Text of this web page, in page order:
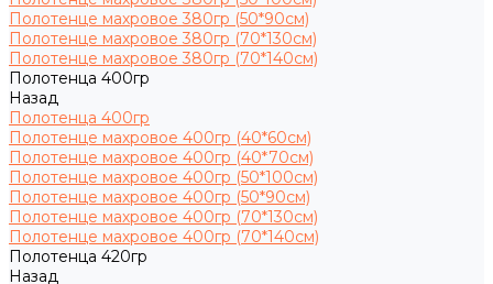
Полотенце махровое 380гр (50*90см)
Полотенце махровое 380гр (70*130см)
Полотенце махровое 380гр (70*140см)
Полотенца 400гр
Назад
Полотенца 400гр
Полотенце махровое 400гр (40*60см)
Полотенце махровое 400гр (40*70см)
Полотенце махровое 400гр (50*100см)
Полотенце махровое 400гр (50*90см)
Полотенце махровое 400гр (70*130см)
Полотенце махровое 400гр (70*140см)
Полотенца 420гр
Назад